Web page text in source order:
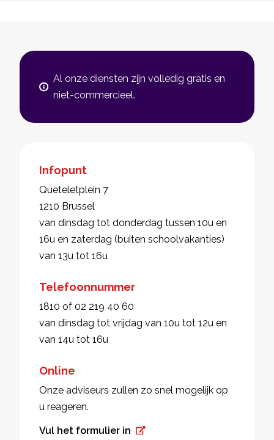
Al onze diensten zijn volledig gratis en
niet-commercieel.
Infopunt
Queteletplein 7
1210 Brussel
van dinsdag tot donderdag tussen 10u en
16u en zaterdag (buiten schoolvakanties)
van 13u tot 16u
Telefoonnummer
1810 of 02 219 40 60
van dinsdag tot vrijdag van 10u tot 12u en
van 14u tot 16u
Online
Onze adviseurs zullen zo snel mogelijk op
u reageren.
Vul het formulier in